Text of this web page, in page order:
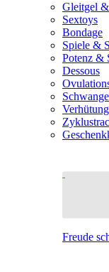
Gleitgel
Sextoys
Bondage
Spiele &
Potenz &
Dessous
Freude